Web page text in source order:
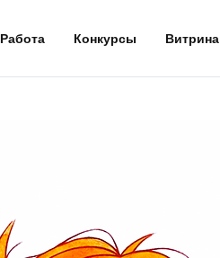
Работа Конкурсы Витрина